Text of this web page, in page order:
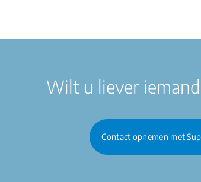
Wilt u liever
Contact opnemen met